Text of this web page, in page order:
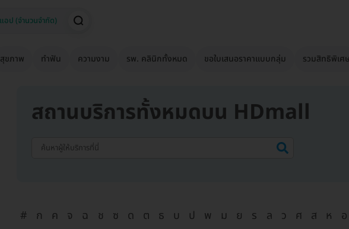
สุขภาพ ทำฟัน ความงาม รพ. คลินิกทั้งหมด ขอใบเสนอราคาแบบกลุ่ม รวมสิทธิพิเศ
สถานบริการทั้งหมดบน HDmall
# ก ค จ ฉ ช ซ ด ต ธ บ ป พ ม ย ร ล ว ศ ส ห
อ